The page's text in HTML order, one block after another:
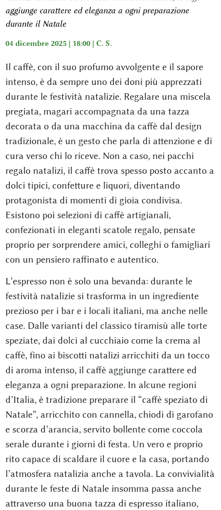
aggiunge carattere ed eleganza a ogni preparazione
durante il Natale
04 dicembre 2025 | 18:00 | C. S.
Il caffè, con il suo profumo avvolgente e il sapore
intenso, è da sempre uno dei doni più apprezzati
durante le festività natalizie. Regalare una miscela
pregiata, magari accompagnata da una tazza
decorata o da una macchina da caffè dal design
tradizionale, è un gesto che parla di attenzione e di
cura verso chi lo riceve. Non a caso, nei pacchi
regalo natalizi, il caffè trova spesso posto accanto a
dolci tipici, confetture e liquori, diventando
protagonista di momenti di gioia condivisa.
Esistono poi selezioni di caffè artigianali,
confezionati in eleganti scatole regalo, pensate
proprio per sorprendere amici, colleghi o famigliari
con un pensiero raffinato e autentico.
L’espresso non è solo una bevanda: durante le
festività natalizie si trasforma in un ingrediente
prezioso per i bar e i locali italiani, ma anche nelle
case. Dalle varianti del classico tiramisù alle torte
speziate, dai dolci al cucchiaio come la crema al
caffè, fino ai biscotti natalizi arricchiti da un tocco
di aroma intenso, il caffè aggiunge carattere ed
eleganza a ogni preparazione. In alcune regioni
d’Italia, è tradizione preparare il “caffè speziato di
Natale”, arricchito con cannella, chiodi di garofano
e scorza d’arancia, servito bollente come coccola
serale durante i giorni di festa. Un vero e proprio
rito capace di scaldare il cuore e la casa, portando
l’atmosfera natalizia anche a tavola. La convivialità
durante le feste di Natale insomma passa anche
attraverso una buona tazza di espresso italiano,